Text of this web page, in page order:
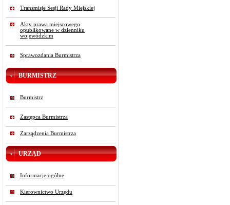
Transmisje Sesji Rady Miejskiej
Akty prawa miejscowego
opublikowane w dzienniku
wojewódzkim
Sprawozdania Burmistrza
BURMISTRZ
Burmistrz
Zastępca Burmistrza
Zarządzenia Burmistrza
URZĄD
Informacje ogólne
Kierownictwo Urzędu